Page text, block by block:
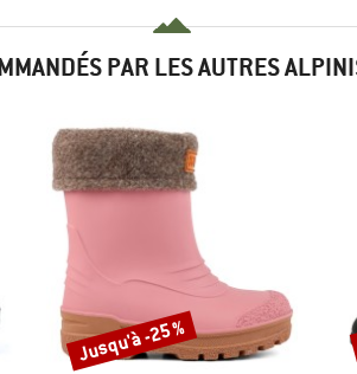
PAR LES AUTRES
Remise
Jusqu'à -25 %